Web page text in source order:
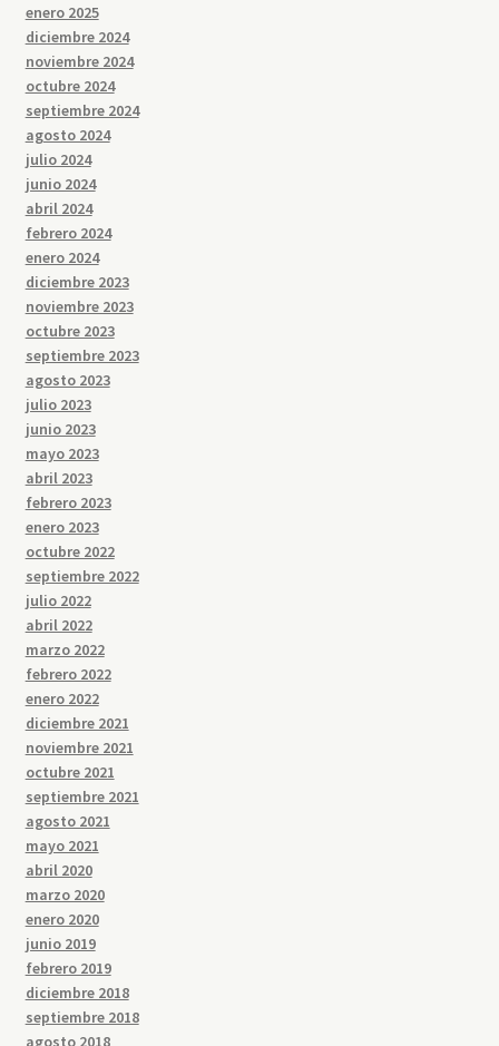
enero 2025
diciembre 2024
noviembre 2024
octubre 2024
septiembre 2024
agosto 2024
julio 2024
junio 2024
abril 2024
febrero 2024
enero 2024
diciembre 2023
noviembre 2023
octubre 2023
septiembre 2023
agosto 2023
julio 2023
junio 2023
mayo 2023
abril 2023
febrero 2023
enero 2023
octubre 2022
septiembre 2022
julio 2022
abril 2022
marzo 2022
febrero 2022
enero 2022
diciembre 2021
noviembre 2021
octubre 2021
septiembre 2021
agosto 2021
mayo 2021
abril 2020
marzo 2020
enero 2020
junio 2019
febrero 2019
diciembre 2018
septiembre 2018